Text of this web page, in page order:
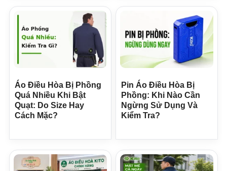
Áo Điều Hòa Bị Phồng
Quá Nhiều Khi Bật
Quạt: Do Size Hay
Cách Mặc?
Pin Áo Điều Hòa Bị
Phồng: Khi Nào Cần
Ngừng Sử Dụng Và
Kiểm Tra?